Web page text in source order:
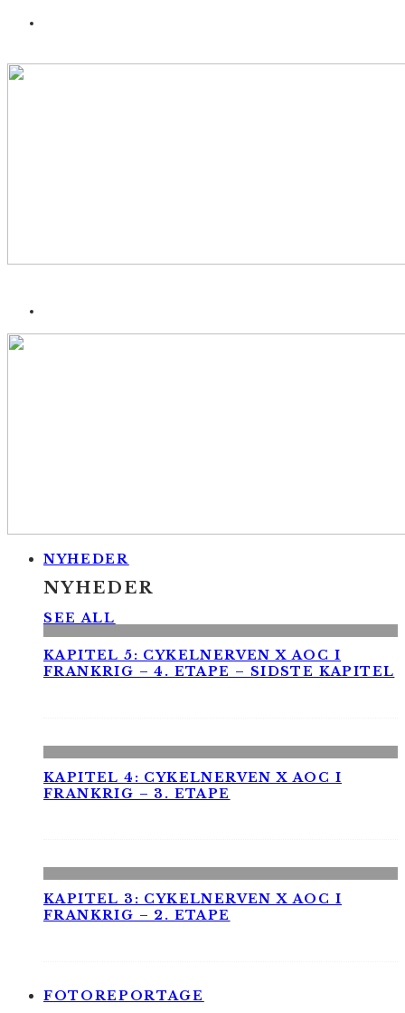
NYHEDER
NYHEDER
SEE ALL
KAPITEL 5: CYKELNERVEN X AOC I
FRANKRIG – 4. ETAPE – SIDSTE KAPITEL
KAPITEL 4: CYKELNERVEN X AOC I
FRANKRIG – 3. ETAPE
KAPITEL 3: CYKELNERVEN X AOC I
FRANKRIG – 2. ETAPE
FOTOREPORTAGE